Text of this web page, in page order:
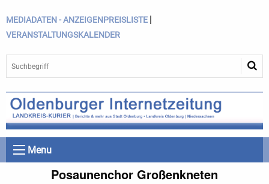
MEDIADATEN - ANZEIGENPREISLISTE |
VERANSTALTUNGSKALENDER
Menu
Posaunenchor Großenkneten